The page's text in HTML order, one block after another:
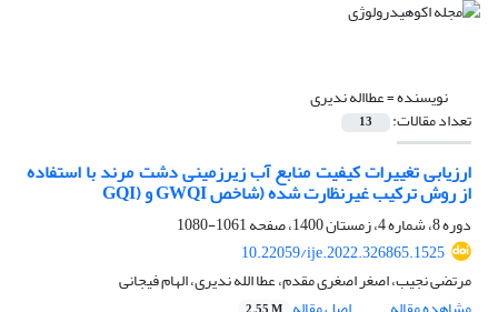
نویسنده =عطااله ندیری
تعداد مقالات: 13
ارزیابی تغییرات کیفیت منابع آب زیرزمینی دشت مرند با استفاده
از روش ترکیب غیرنظارت شده (شاخص GWQI و (GQI
دوره 8، شماره 4، زمستان 1400، صفحه
1061-1080
10.22059/ije.2022.326865.1525
مرتضی نجیب، اصغر اصغری مقدم، عطا الله ندیری، الهام فیجانی